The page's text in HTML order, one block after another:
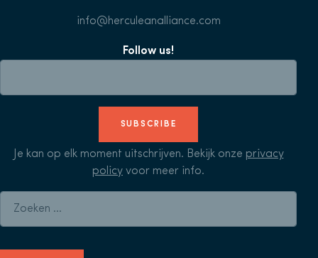
info@herculeanalliance.com
Follow us!
SUBSCRIBE
Je kan op elk moment uitschrijven. Bekijk onze privacy
policy voor meer info.